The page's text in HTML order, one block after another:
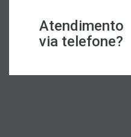
Atendimento
via telefone?